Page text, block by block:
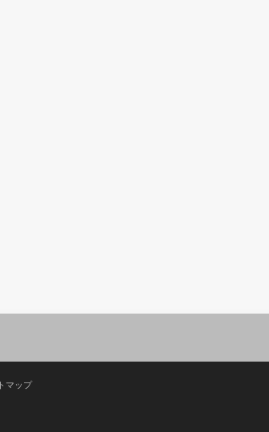
マップ